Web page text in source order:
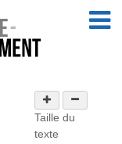
Taille du
texte